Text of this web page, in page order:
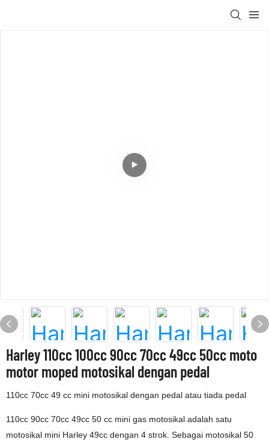
Harley 110cc 100cc 90cc 70cc 49cc 50cc moto
motor moped motosikal dengan pedal
110cc 70cc 49 cc mini motosikal dengan pedal atau tiada pedal
110cc 90cc 70cc 49cc 50 cc mini gas motosikal adalah satu
motosikal mini Harley 49cc dengan 4 strok. Sebagai motosikal 50